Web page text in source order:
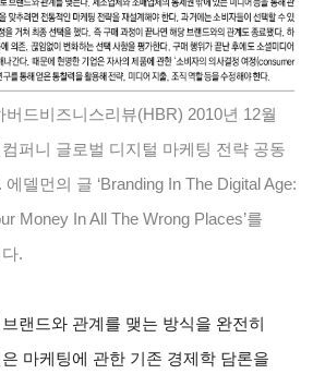
버드비즈니스리뷰(HBR) 2010년 12월
퍼니 글로벌 디지털 마케팅 전략 공동
델먼의 글 ‘Branding In The Digital Age:
Money In All The Wrong Places’를
.
랜드와 관계를 맺는 방식을 완전히
마케팅에 관한 기존 경제학 담론을